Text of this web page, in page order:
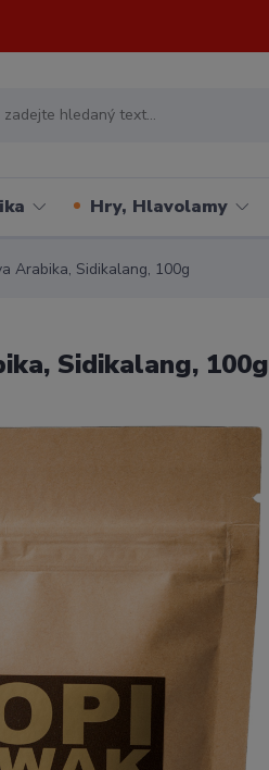
Hry, Hlavolamy
Arabika, Sidikalang, 100g
Sidikalang, 100g